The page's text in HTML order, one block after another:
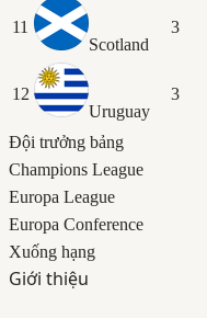
11
Scotland
3
12
Uruguay
3
Đội trưởng bảng
Champions League
Europa League
Europa Conference
Xuống hạng
Giới thiệu